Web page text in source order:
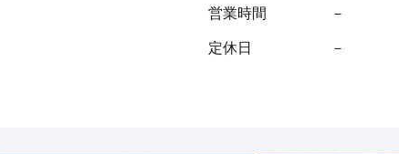
営業時間 －
定休日 －